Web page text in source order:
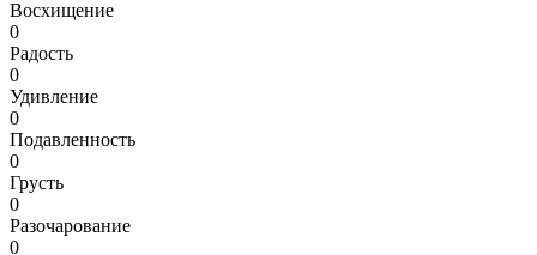
Восхищение
0
Радость
0
Удивление
0
Подавленность
0
Грусть
0
Разочарование
0